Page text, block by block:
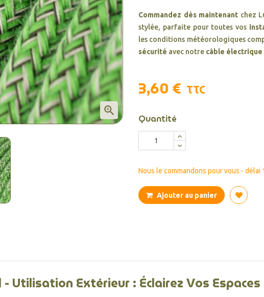

Commandez dès maintenant chez
stylée, parfaite pour toutes vos
les conditions météorologiques
sécurité avec notre câble
3,60 € TTC
Quantité
Nous le commandons pour vous - délai
Ajouter au panier
Utilisation Extérieur : Éclairez Vos